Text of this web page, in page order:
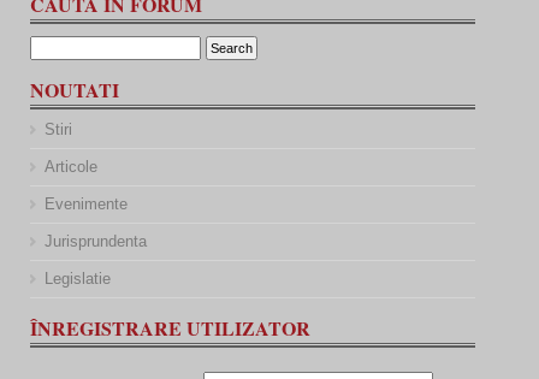
NOUTATI
Stiri
Articole
Evenimente
Jurisprundenta
Legislatie
ÎNREGISTRARE UTILIZATOR